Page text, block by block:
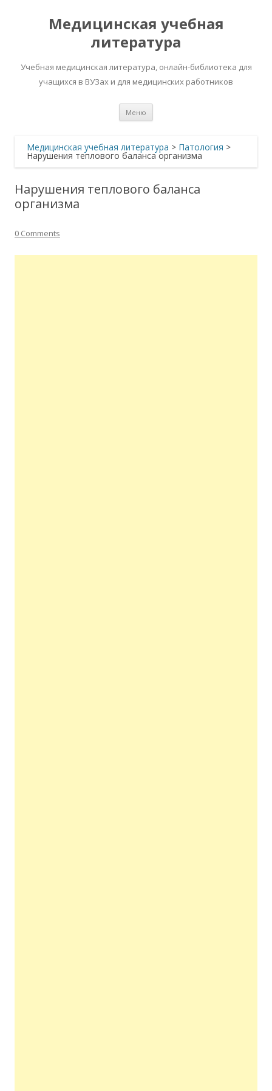
Медицинская учебная
литература
Учебная медицинская литература, онлайн-библиотека для
учащихся в ВУЗах и для медицинских работников
Меню
Медицинская учебная литература > Патология >
Нарушения теплового баланса организма
Нарушения теплового баланса
организма
0 Comments